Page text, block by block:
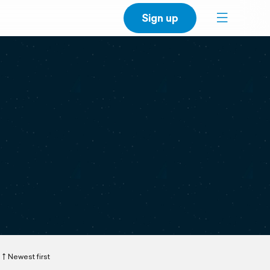
Sign up
Newest first